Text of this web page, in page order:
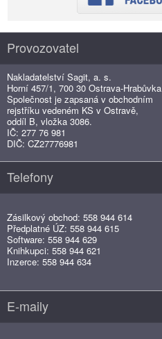
Provozovatel
Nakladatelství Sagit, a. s.
Horní 457/1, 700 30 Ostrava-Hrabůvka
Společnost je zapsaná v obchodním
rejstříku vedeném KS v Ostravě,
oddíl B, vložka 3086.
IČ: 277 76 981
DIČ: CZ27776981
Telefony
Zásilkový obchod: 558 944 614
Předplatné ÚZ: 558 944 615
Software: 558 944 629
Knihkupci: 558 944 621
Inzerce: 558 944 634
E-maily